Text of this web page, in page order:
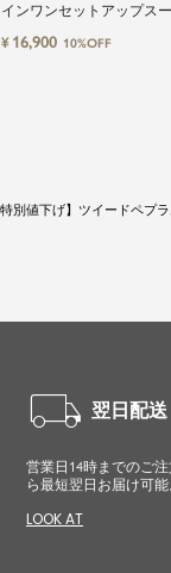
インワンセットアップス
ツドレス
¥ 16,900 10%OFF
特別値下げ】ツイードペプ
local_shipping 翌日配送
営業日14時までのご
ら最短翌日お届け可能
LOOK AT